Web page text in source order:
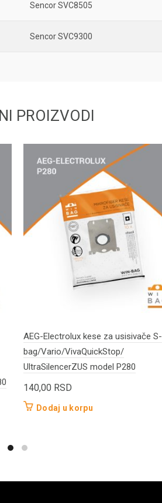
Sencor SVC8505
Sencor SVC9300
PROIZVODI
AEG-Electrolux kese za usisivače S-
bag/Vario/VivaQuickStop/
UltraSilencerZUS model P280
140,00 RSD
Dodaj u korpu